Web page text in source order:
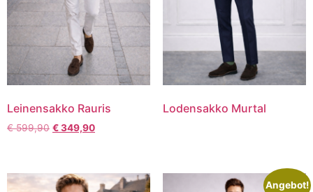
Leinensakko Rauris
€599,90 €349,90
Lodensakko Murtal
Angebot!